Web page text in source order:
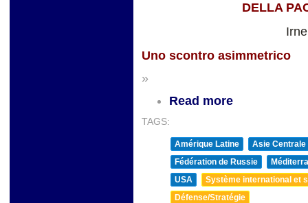
DELLA
Uno scontro asimmetrico
»
Read more
TAGS:
Amérique Latine
Asie Centrale
Fédération de Russie
USA
Système international et
Défense/Stratégie